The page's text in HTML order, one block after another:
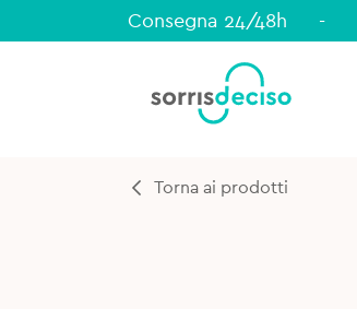
Consegna 24/48h -
Torna ai prodotti